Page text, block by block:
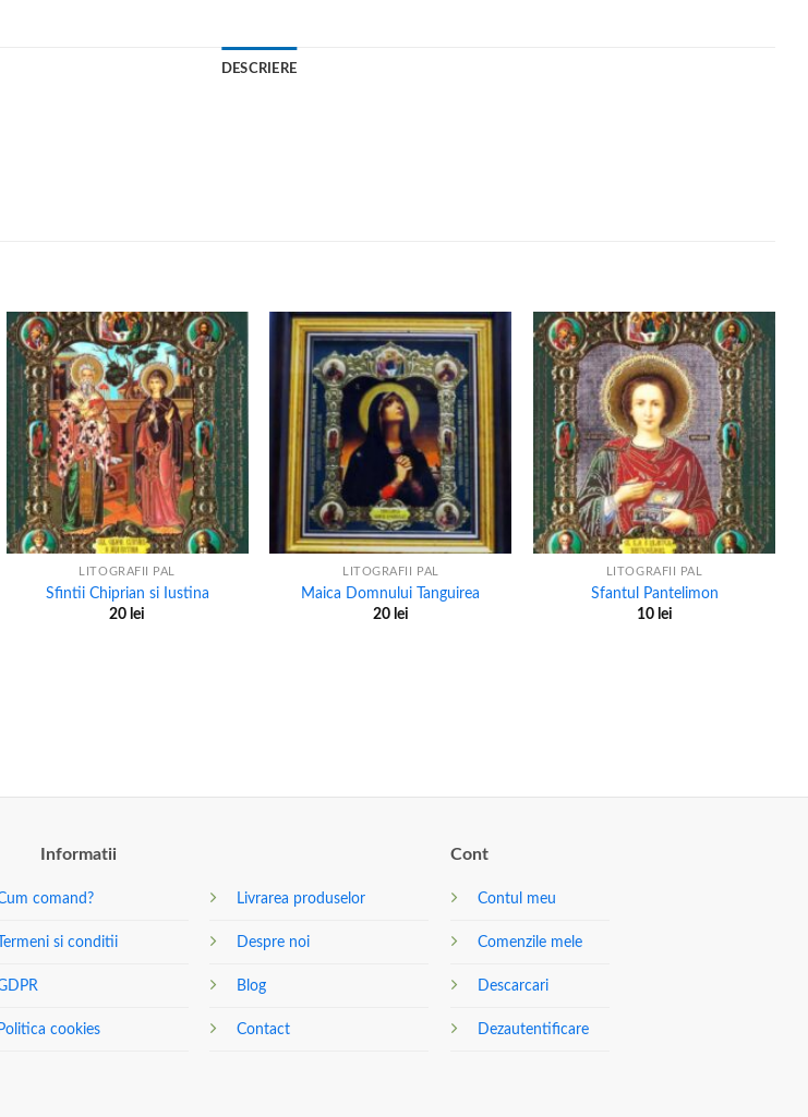
DESCRIERE
+
LITOGRAFII PAL
Sfintii Chiprian si Iustina
20 lei
+
LITOGRAFII PAL
Maica Domnului Tanguirea
20 lei
+
LITOGRAFII PAL
Sfantul Pantelimon
10 lei
Informatii
comand?
si conditii
Politica cookies
Livrarea produselor
Despre noi
Blog
Contact
Cont
Contul meu
Comenzile mele
Descarcari
Dezautentificare